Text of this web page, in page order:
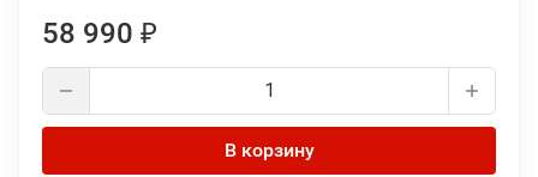
58 990 ₽
В корзину